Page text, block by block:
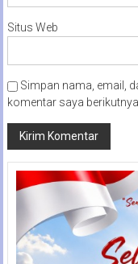
Situs Web
Simpan nama, email,
komentar saya berikutnya.